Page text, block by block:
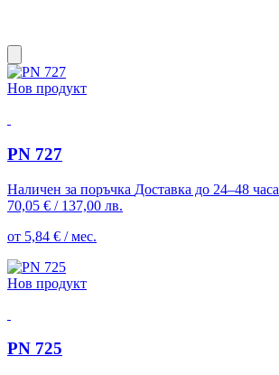
Нов продукт
PN 727
Наличен за поръчка Доставка до 24–48 часа
70,05 € / 137,00 лв.
от 5,84 € / мес.
Нов продукт
PN 725